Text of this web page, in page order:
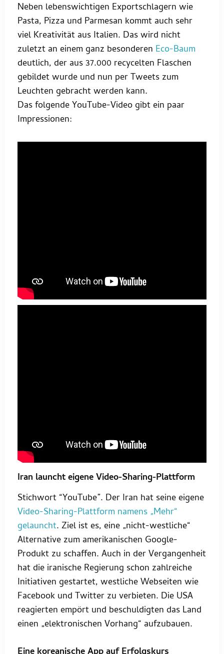
Neben lebenswichtigen Exportschlagern wie
Pasta, Pizza und Parmesan kommt auch sehr
viel Kreativität aus Italien. Das wird nicht
zuletzt an einem ganz besonderen Eco-Baum
deutlich, der aus 37.000 recycelten Flaschen
gebildet wurde und nun per Tweets zum
Leuchten gebracht werden kann.
Das folgende YouTube-Video gibt ein paar
Impressionen:
Iran launcht eigene Video-Sharing-Plattform
Stichwort “YouTube”. Der Iran hat seine eigene
Video-Sharing-Plattform namens „Mehr“
gelauncht. Ziel ist es, eine „nicht-westliche“
Alternative zum amerikanischen Google-
Produkt zu schaffen. Auch in der Vergangenheit
hat die iranische Regierung schon zahlreiche
Initiativen gestartet, westliche Webseiten wie
Facebook und Twitter zu verbieten. Die USA
reagierten empört und beschuldigten das Land
einen „elektronischen Vorhang“ aufzubauen.